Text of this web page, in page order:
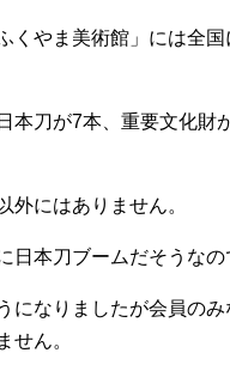
くやま美術館」には全
本刀が7本、重要文化財
外にはありません。
日本刀ブームだそうなの
になりましたが会員の
せん。